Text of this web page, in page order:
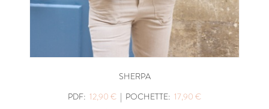
SHERPA
PDF: 12,90 € | POCHETTE: 17,90 €